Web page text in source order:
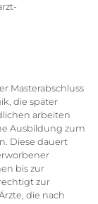
Masterabschluss
die später
arbeiten
Ausbildung zum
Diese dauert
bis zur
zur
die nach